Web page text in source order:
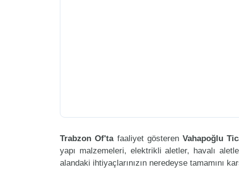
Trabzon Of'tafaaliyet gösterenVahapoğlu
yapı malzemeleri, elektrikli aletler, havalı
alandaki ihtiyaçlarınızın neredeyse tamamını